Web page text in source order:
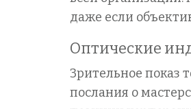
даже если
Оптические
Зрительное показ
послания о